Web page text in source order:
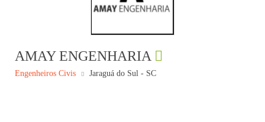
AMAY ENGENHARIA
Engenheiros Civis Jaraguá do Sul - SC